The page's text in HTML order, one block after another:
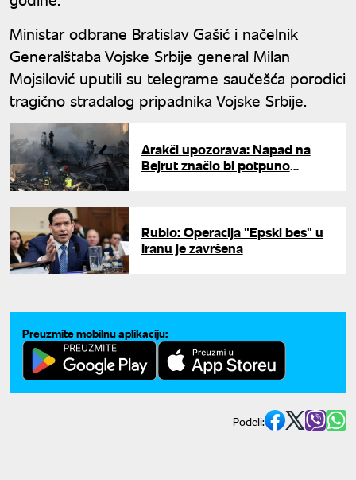
Ministar odbrane Bratislav Gašić i načelnik
Generalštaba Vojske Srbije general Milan
Mojsilović uputili su telegrame saučešća porodici
tragično stradalog pripadnika Vojske Srbije.
Arakči upozorava: Napad na
Bejrut značio bi potpuno
Rubio: Operacija "Epski bes" u
Iranu je završena
Preuzmite mobilnu aplikaciju:
Podeli: